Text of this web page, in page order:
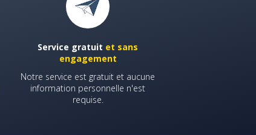
Service gratuit et sans
engagement
Notre service est gratuit et aucune
information personnelle n'est
requise.